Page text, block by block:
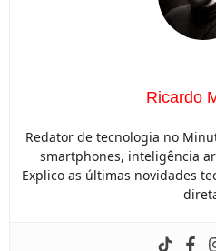
Ricardo
Redator de tecnologia no
smartphones, inteligência
Explico as últimas novidades